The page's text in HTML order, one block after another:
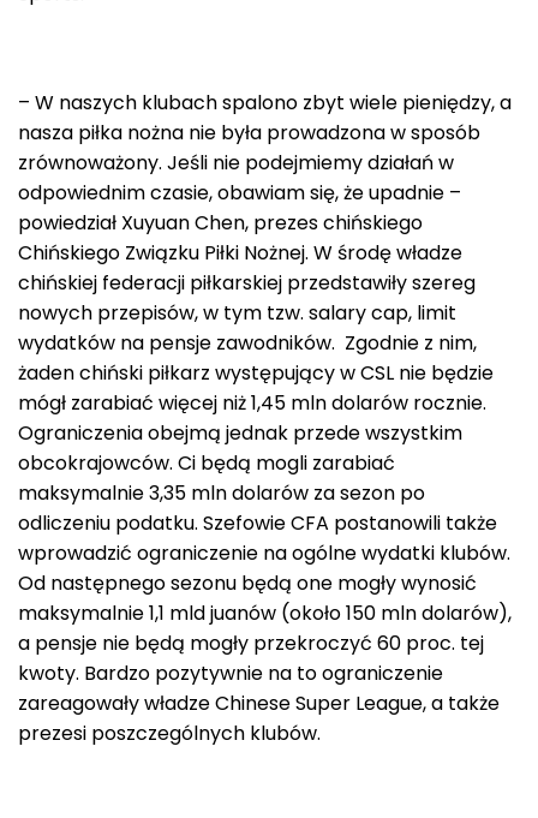
– W naszych klubach spalono zbyt wiele pieniędzy, a
nasza piłka nożna nie była prowadzona w sposób
zrównoważony. Jeśli nie podejmiemy działań w
odpowiednim czasie, obawiam się, że upadnie –
powiedział Xuyuan Chen, prezes chińskiego
Chińskiego Związku Piłki Nożnej. W środę władze
chińskiej federacji piłkarskiej przedstawiły szereg
nowych przepisów, w tym tzw. salary cap, limit
wydatków na pensje zawodników. Zgodnie z nim,
żaden chiński piłkarz występujący w CSL nie będzie
mógł zarabiać więcej niż 1,45 mln dolarów rocznie.
Ograniczenia obejmą jednak przede wszystkim
obcokrajowców. Ci będą mogli zarabiać
maksymalnie 3,35 mln dolarów za sezon po
odliczeniu podatku. Szefowie CFA postanowili także
wprowadzić ograniczenie na ogólne wydatki klubów.
Od następnego sezonu będą one mogły wynosić
maksymalnie 1,1 mld juanów (około 150 mln dolarów),
a pensje nie będą mogły przekroczyć 60 proc. tej
kwoty. Bardzo pozytywnie na to ograniczenie
zareagowały władze Chinese Super League, a także
prezesi poszczególnych klubów.